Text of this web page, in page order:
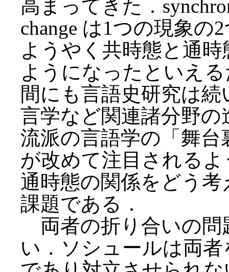
高まってきた．
change は1つの現象
ようやく共時態と通
ようになったといえ
間にも言語史研究は
言学など関連諸分野
流派の言語学の「舞
が改めて注目される
通時態の関係をどう
課題である．
両者の折り合いの問
い．ソシュールは両